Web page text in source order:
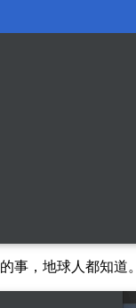
事，地球人都知道。